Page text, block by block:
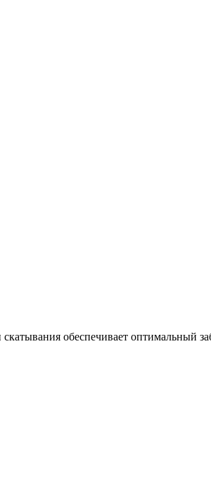
обеспечивает оптимальный